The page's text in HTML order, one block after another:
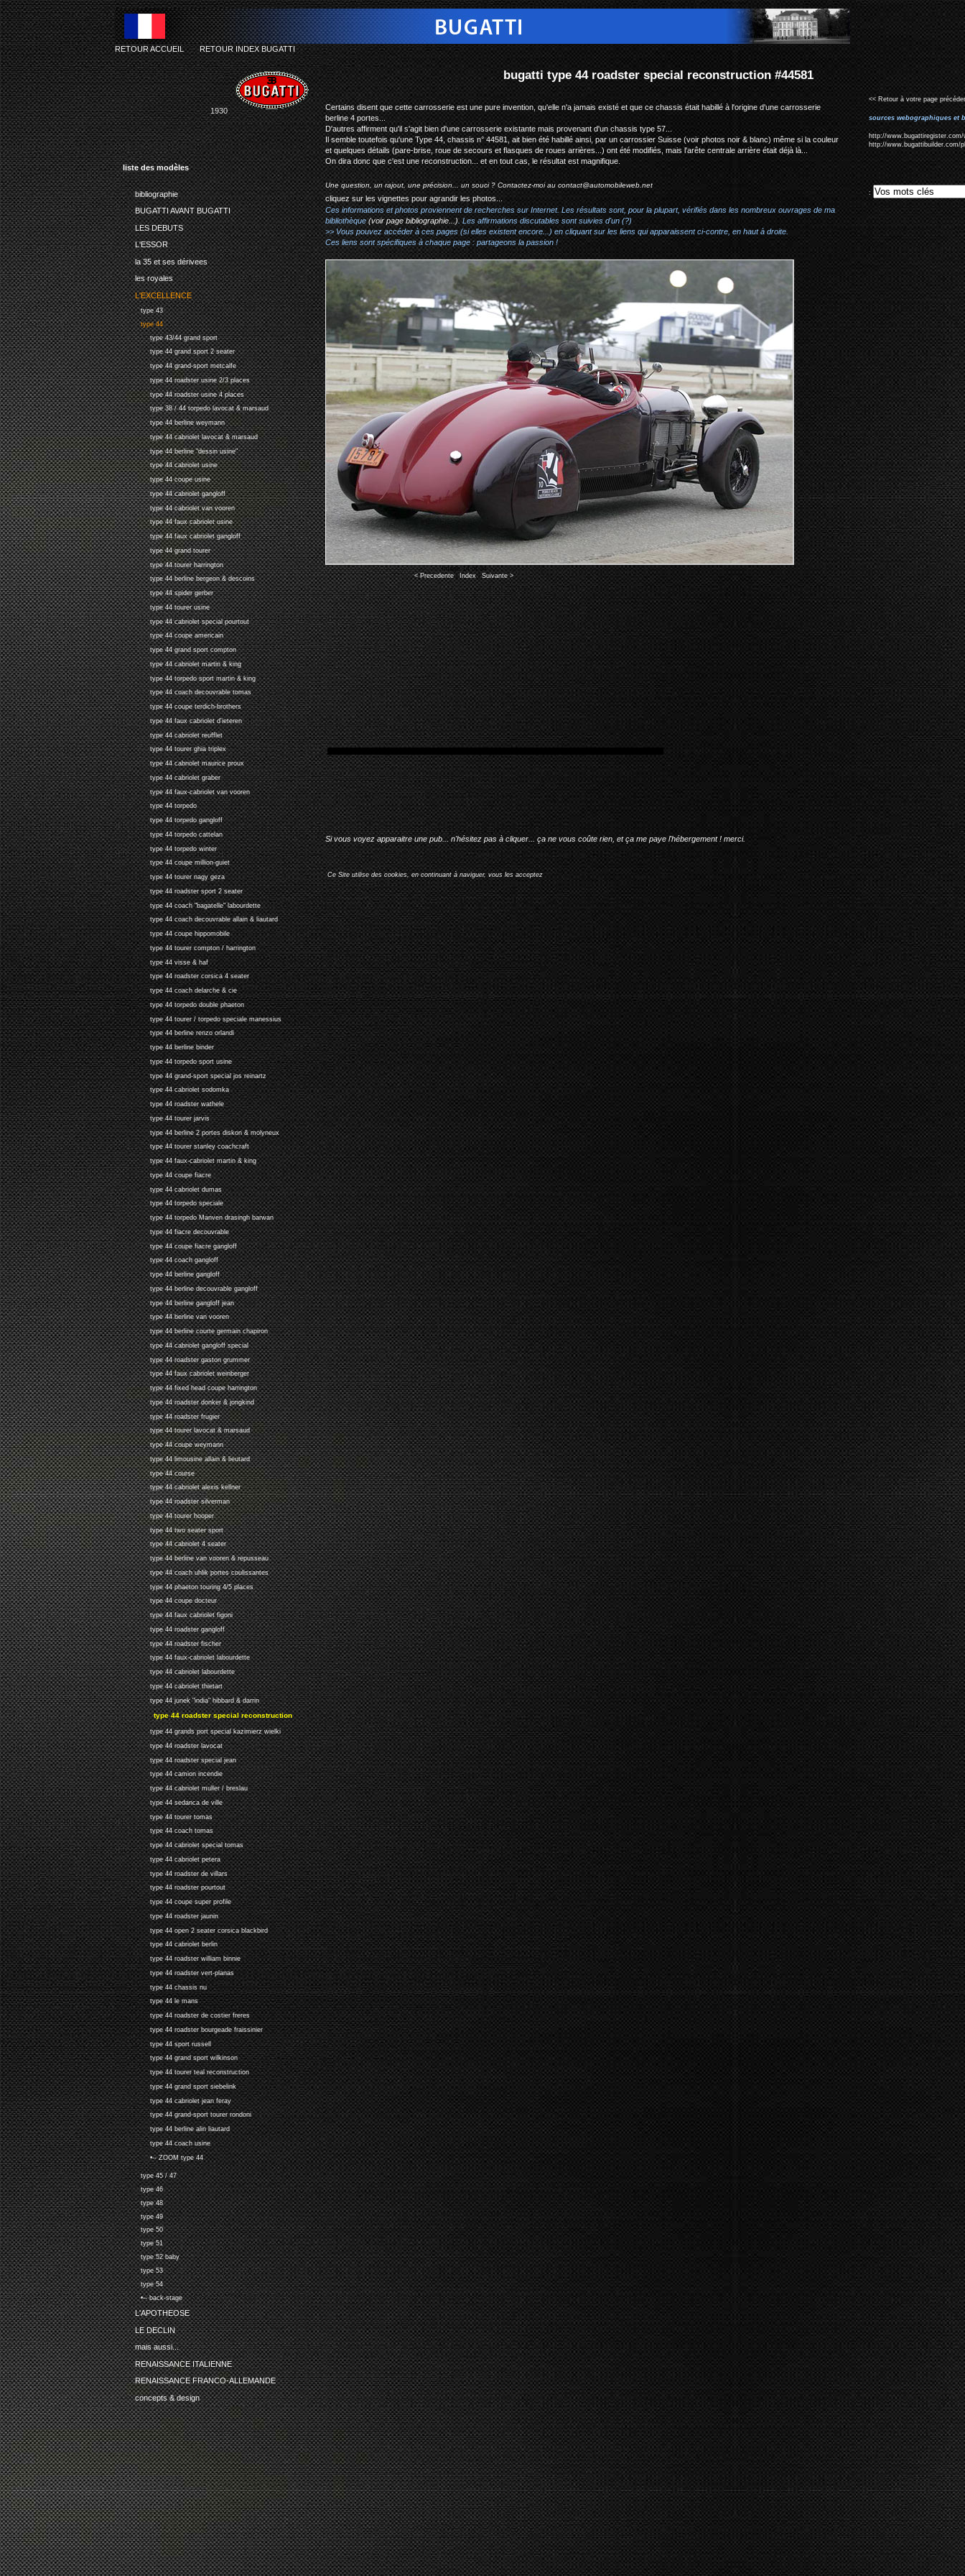
liste des modèles
bibliographie
BUGATTI AVANT BUGATTI
LES DEBUTS
L'ESSOR
la 35 et ses dérivees
les royales
L'EXCELLENCE
type 43
type 44
type 43/44 grand sport
type 44 grand sport 2 seater
type 44 grand-sport metcalfe
type 44 roadster usine 2/3 places
type 44 roadster usine 4 places
type 38 / 44 torpedo lavocat & marsaud
type 44 berline weymann
type 44 cabriolet lavocat & marsaud
type 44 berline "dessin usine"
type 44 cabriolet usine
type 44 coupe usine
type 44 cabriolet gangloff
type 44 cabriolet van vooren
type 44 faux cabriolet usine
type 44 faux cabriolet gangloff
type 44 grand tourer
type 44 tourer harrington
type 44 berline bergeon & descoins
type 44 spider gerber
type 44 tourer usine
type 44 cabriolet special pourtout
type 44 coupe americain
type 44 grand sport compton
type 44 cabriolet martin & king
type 44 torpedo sport martin & king
type 44 coach decouvrable tomas
type 44 coupe terdich-brothers
type 44 faux cabriolet d'ieteren
type 44 cabriolet reufflet
type 44 tourer ghia triplex
type 44 cabriolet maurice proux
type 44 cabriolet graber
type 44 faux-cabriolet van vooren
type 44 torpedo
type 44 torpedo gangloff
type 44 torpedo cattelan
type 44 torpedo winter
type 44 coupe million-guiet
type 44 tourer nagy geza
type 44 roadster sport 2 seater
type 44 coach "bagatelle" labourdette
type 44 coach decouvrable allain & liautard
type 44 coupe hippomobile
type 44 tourer compton / harrington
type 44 visse & haf
type 44 roadster corsica 4 seater
type 44 coach delarche & cie
type 44 torpedo double phaeton
type 44 tourer / torpedo speciale manessius
type 44 berline renzo orlandi
type 44 berline binder
type 44 torpedo sport usine
type 44 grand-sport special jos reinartz
type 44 cabriolet sodomka
type 44 roadster wathele
type 44 tourer jarvis
type 44 berline 2 portes diskon & molyneux
type 44 tourer stanley coachcraft
type 44 faux-cabriolet martin & king
type 44 coupe fiacre
type 44 cabriolet dumas
type 44 torpedo speciale
type 44 torpedo Manven drasingh barwan
type 44 fiacre decouvrable
type 44 coupe fiacre gangloff
type 44 coach gangloff
type 44 berline gangloff
type 44 berline decouvrable gangloff
type 44 berline gangloff jean
type 44 berline van vooren
type 44 berline courte germain chapiron
type 44 cabriolet gangloff special
type 44 roadster gaston grummer
type 44 faux cabriolet weinberger
type 44 fixed head coupe harrington
type 44 roadster donker & jongkind
type 44 roadster frugier
type 44 tourer lavocat & marsaud
type 44 coupe weymann
type 44 limousine allain & lieutard
type 44 course
type 44 cabriolet alexis kellner
type 44 roadster silverman
type 44 tourer hooper
type 44 two seater sport
type 44 cabriolet 4 seater
type 44 berline van vooren & repusseau
type 44 coach uhlik portes coulissantes
type 44 phaeton touring 4/5 places
type 44 coupe docteur
type 44 faux cabriolet figoni
type 44 roadster gangloff
type 44 roadster fischer
type 44 faux-cabriolet labourdette
type 44 cabriolet labourdette
type 44 cabriolet thietart
type 44 junek "india" hibbard & darrin
type 44 roadster special reconstruction
type 44 grands port special kazimierz wielki
type 44 roadster lavocat
type 44 roadster special jean
type 44 camion incendie
type 44 cabriolet muller / breslau
type 44 sedanca de ville
type 44 tourer tomas
type 44 coach tomas
type 44 cabriolet special tomas
type 44 cabriolet petera
type 44 roadster de villars
type 44 roadster pourtout
type 44 coupe super profile
type 44 roadster jaunin
type 44 open 2 seater corsica blackbird
type 44 cabriolet berlin
type 44 roadster william binnie
type 44 roadster vert-planas
type 44 chassis nu
type 44 le mans
type 44 roadster de costier freres
type 44 roadster bourgeade fraissinier
type 44 sport russell
type 44 grand sport wilkinson
type 44 tourer teal reconstruction
type 44 grand sport siebelink
type 44 cabriolet jean feray
type 44 grand-sport tourer rondoni
type 44 berline alin liautard
type 44 coach usine
•-- ZOOM type 44
type 45 / 47
type 46
type 48
type 49
type 50
type 51
type 52 baby
type 53
type 54
•-- back-stage
L'APOTHEOSE
LE DECLIN
mais aussi...
RENAISSANCE ITALIENNE
RENAISSANCE FRANCO-ALLEMANDE
concepts & design
bugatti type 44 roadster special reconstruction #44581
RETOUR ACCUEIL-RETOUR INDEX BUGATTI
1930
Certains disent que cette carrosserie est une pure invention, qu'elle n'a jamais existé et que ce chassis était habillé à l'origine d'une carrosserie
berline 4 portes...
D'autres affirment qu'il s'agit bien d'une carrosserie existante mais provenant d'un chassis type 57...
Il semble toutefois qu'une Type 44, chassis n° 44581, ait bien été habillé ainsi, par un carrossier Suisse (voir photos noir & blanc) même si la couleur
et quelques détails (pare-brise, roue de secours et flasques de roues arrières...) ont été modifiés, mais l'arête centrale arrière était déjà là...
On dira donc que c'est une reconstruction... et en tout cas, le résultat est magnifique.
Une question, un rajout, une précision... un souci ? Contactez-moi aucontact@automobileweb.net
cliquez sur les vignettes pour agrandir les photos...
Ces informations et photos proviennent de recherches sur Internet. Les résultats sont, pour la plupart, vérifiés dans les nombreux ouvrages de ma
bibliothèque(voir page bibliographie...). Les affirmations discutables sont suivies d'un (?)
>> Vous pouvez accéder à ces pages (si elles existent encore...) en cliquant sur les liens qui apparaissent ci-contre, en haut à droite.
Ces liens sont spécifiques à chaque page : partageons la passion !
Image 14 of 34
< Precedente|Index|Suivante >
Si vous voyez apparaitre une pub... n'hésitez pas à cliquer... ça ne vous coûte rien, et ça me paye l'hébergement ! merci.
Ce Site utilise des cookies, en continuant à naviguer, vous les acceptez
<< Retour à votre page
sources webographiques et
http://
http://www.bugattibuilder.com/
: